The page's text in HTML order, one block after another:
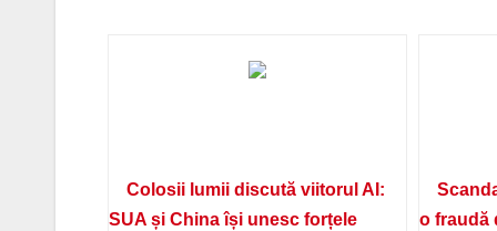
Colosii lumii discută viitorul AI:
SUA și China își unesc forțele
o fraudă